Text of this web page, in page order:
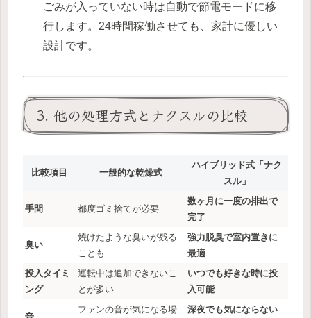
ごみが入っていない時は自動で節電モードに移
行します。24時間稼働させても、家計に優しい
設計です。
3. 他の処理方式とナクスルの比較
比較項目 一般的な乾燥式
ハイブリッド式「ナク
スル」
手間 都度ゴミ捨てが必要
数ヶ月に一度の排出で
完了
臭い
焼けたような臭いが残る
ことも
強力脱臭で室内置きに
最適
投入タイミ
ング
運転中は追加できないこ
とが多い
いつでも好きな時に投
入可能
ファンの音が気になる場 深夜でも気にならない